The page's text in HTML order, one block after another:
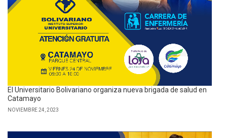
El Universitario Bolivariano organiza nueva brigada de salud en
Catamayo
NOVIEMBRE 24, 2023